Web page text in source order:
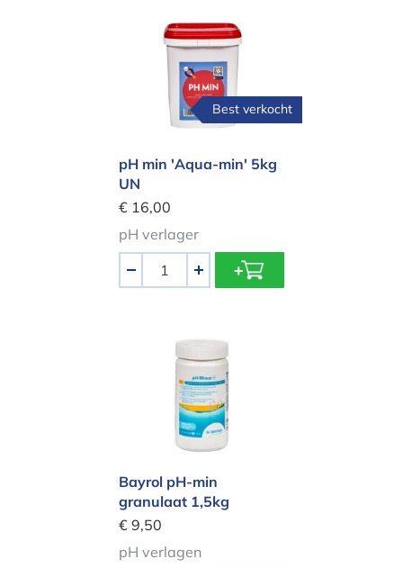
pH min 'Aqua-min' 5kg UN
Best verkocht
pH min 'Aqua-min' 5kg
UN
€ 16,00
pH verlager
+
Bayrol pH-min granulaat 1,5kg
Bayrol pH-min
granulaat 1,5kg
€ 9,50
pH verlagen